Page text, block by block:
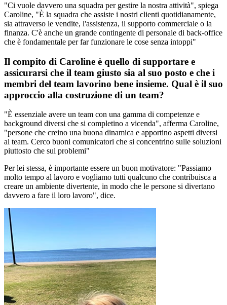
"Ci vuole davvero una squadra per gestire la nostra attività", spiega
Caroline, "È la squadra che assiste i nostri clienti quotidianamente,
sia attraverso le vendite, l'assistenza, il supporto commerciale o la
finanza. C'è anche un grande contingente di personale di back-office
che è fondamentale per far funzionare le cose senza intoppi"
Il compito di Caroline è quello di supportare e
assicurarsi che il team giusto sia al suo posto e che i
membri del team lavorino bene insieme. Qual è il suo
approccio alla costruzione di un team?
"È essenziale avere un team con una gamma di competenze e
background diversi che si completino a vicenda", afferma Caroline,
"persone che creino una buona dinamica e apportino aspetti diversi
al team. Cerco buoni comunicatori che si concentrino sulle soluzioni
piuttosto che sui problemi"
Per lei stessa, è importante essere un buon motivatore: "Passiamo
molto tempo al lavoro e vogliamo tutti qualcuno che contribuisca a
creare un ambiente divertente, in modo che le persone si divertano
davvero a fare il loro lavoro", dice.